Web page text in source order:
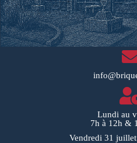
Lundi au
7h à 12h &
Vendredi 31